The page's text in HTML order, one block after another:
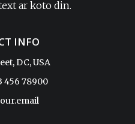
ar koto din.
INFO
DC, USA
456 78900